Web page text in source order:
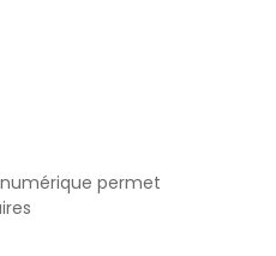
numérique permet